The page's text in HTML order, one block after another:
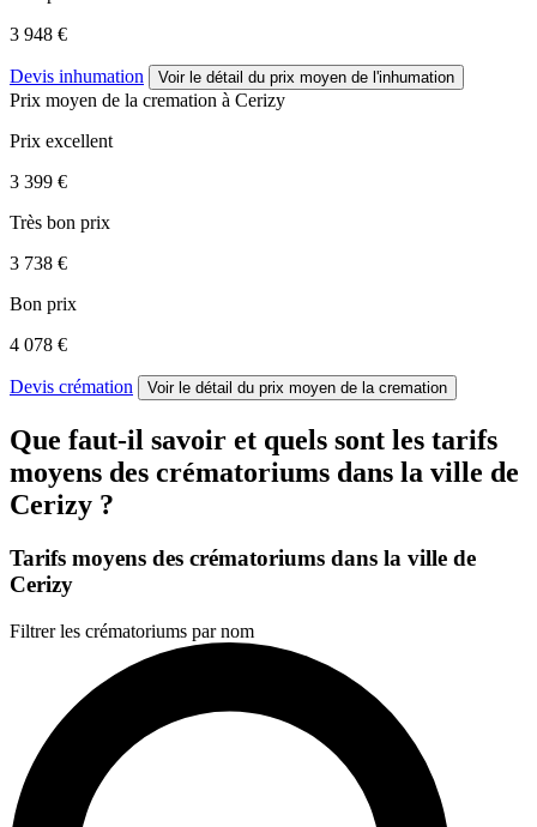
3 948 €
Devis inhumation Voir le détail du prix moyen de l'inhumation
Prix moyen de la cremation à Cerizy
Prix excellent
3 399 €
Très bon prix
3 738 €
Bon prix
4 078 €
Devis crémation Voir le détail du prix moyen de la cremation
Que faut-il savoir et quels sont les tarifs
moyens des crématoriums dans la ville de
Cerizy ?
Tarifs moyens des crématoriums dans la ville de
Cerizy
Filtrer les crématoriums par nom